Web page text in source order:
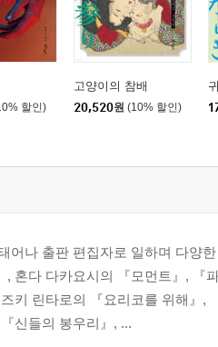
할인)
고양이의 참배
20,520원 (10% 할인)
어나 출판 편집자로 일하며 다양
, 혼다 다카요시의 『모먼트』,
키 린타로의 『요리코를 위해』,
신들의 봉우리』, ...